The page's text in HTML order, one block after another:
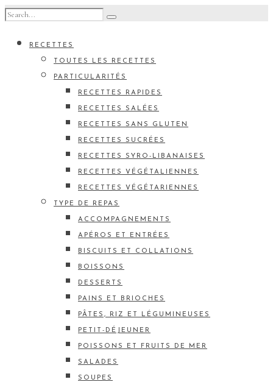
RECETTES
TOUTES LES RECETTES
PARTICULARITÉS
RECETTES RAPIDES
RECETTES SALÉES
RECETTES SANS GLUTEN
RECETTES SUCRÉES
RECETTES SYRO-LIBANAISES
RECETTES VÉGÉTALIENNES
RECETTES VÉGÉTARIENNES
TYPE DE REPAS
ACCOMPAGNEMENTS
APÉROS ET ENTRÉES
BISCUITS ET COLLATIONS
BOISSONS
DESSERTS
PAINS ET BRIOCHES
PÂTES, RIZ ET LÉGUMINEUSES
PETIT-DÉJEUNER
POISSONS ET FRUITS DE MER
SALADES
SOUPES